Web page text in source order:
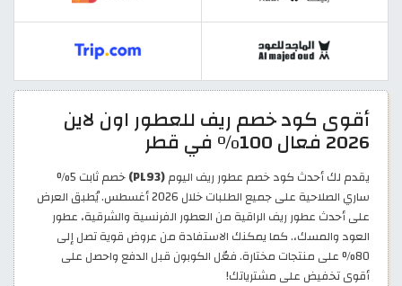
أقوى كود خصم ريف للعطور اون لاين
2026 فعال 100% في قطر
يقدم لك أحدث كود خصم عطور ريف اليوم(PL93)
خصم ثابت 5%
ساري الصلاحية على جميع الطلبات خلال 2026 أغسطس. يُطبق العرض
على أحدث عطور ريف الراقية من العطور الفرنسية والشرقية، عطور
العود والمسك،. كما يمكنك الاستفادة من عروض قوية تصل إلى
80% على منتجات مختارة. فعّل الكوبون قبل الدفع واحصل على
أقوى تخفيض على مشترياتك!